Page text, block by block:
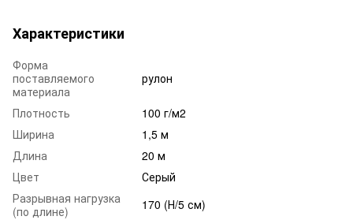
Характеристики
Форма
поставляемого
материала
рулон
Плотность
100 г/м2
Ширина
1,5 м
Длина
20 м
Цвет
Серый
Разрывная нагрузка
(по длине)
170 (Н/5 см)